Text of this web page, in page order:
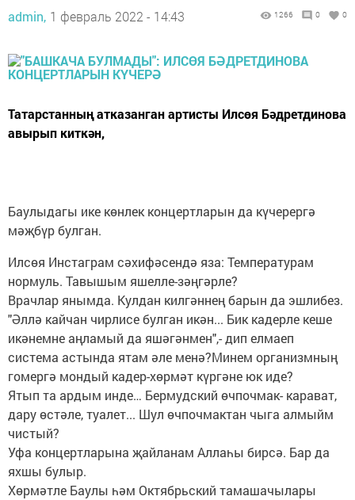
admin, 1 февраль 2022 - 14:43 1266 0 0
Татарстанның атказанган артисты Илсөя Бәдретдинова
авырып киткән,
Баулыдагы ике көнлек концертларын да күчерергә
мәҗбүр булган.
Илсөя Инстаграм сәхифәсендә яза: Температурам
нормуль. Тавышым яшелле-зәңгәрле?
Врачлар янымда. Кулдан килгәннең барын да эшлибез.
"Әллә кайчан чирлисе булган икән... Бик кадерле кеше
икәнемне аңламый да яшәгәнмен",- дип елмаеп
система астында ятам әле менә?Минем организмның
гомергә мондый кадер-хөрмәт күргәне юк иде?
Ятып та ардым инде… Бермудский өчпочмак- карават,
дару өстәле, туалет... Шул өчпочмактан чыга алмыйм
чистый?
Уфа концертларына җайланам Аллаһы бирсә. Бар да
яхшы булыр.
Хөрмәтле Баулы һәм Октябрьский тамашачылары